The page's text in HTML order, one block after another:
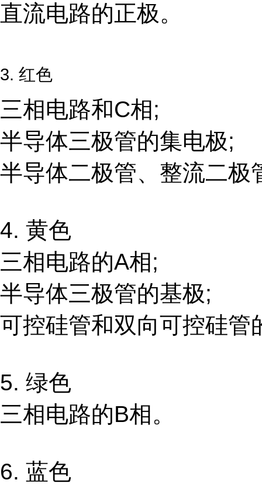
直流电路的正极。
3. 红色
三相电路和C相;
半导体三极管的集电极;
半导体二极管、整流二
4. 黄色
三相电路的A相;
半导体三极管的基极;
可控硅管和双向可控硅
5. 绿色
三相电路的B相。
6. 蓝色